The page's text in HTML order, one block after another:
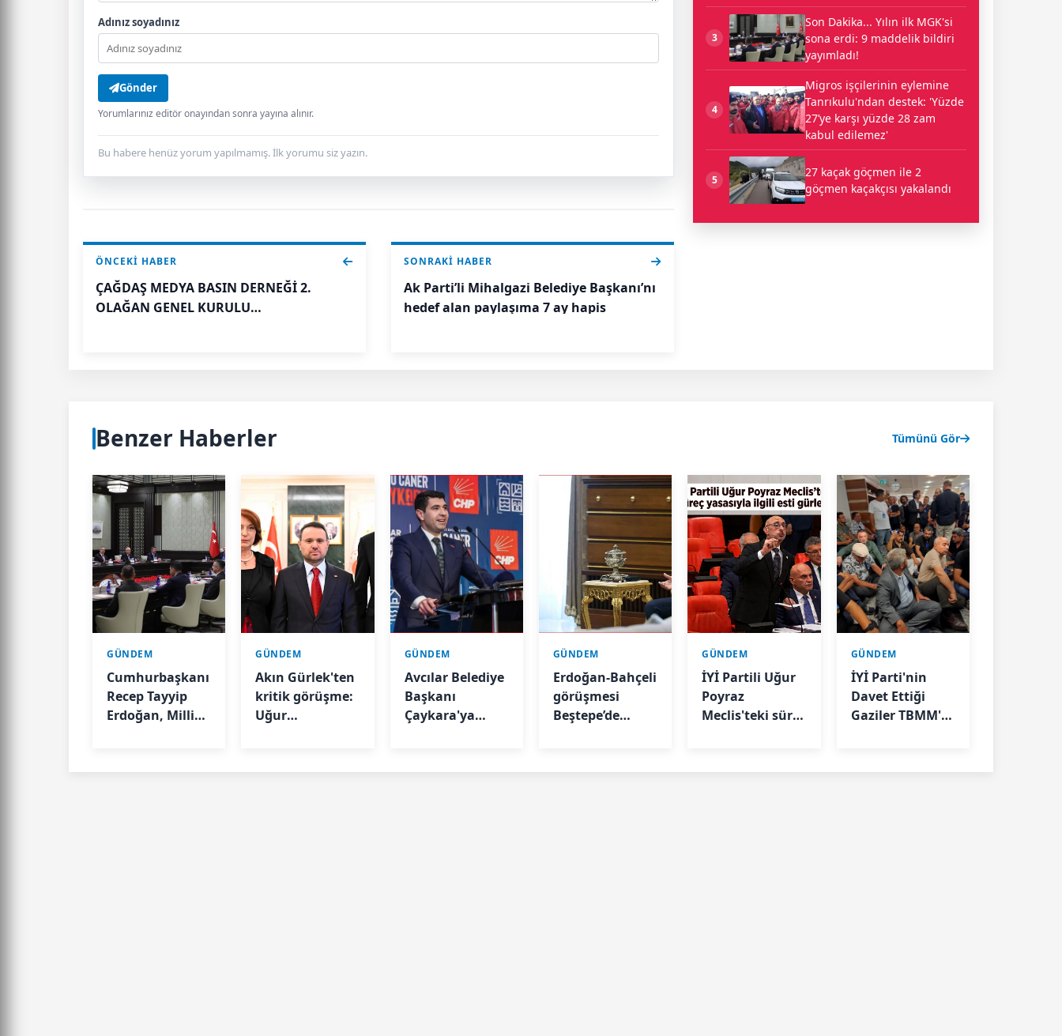
Adınız soyadınız
Gönder
Yorumlarınız editör onayından sonra yayına alınır.
Bu habere henüz yorum yapılmamış. İlk yorumu siz yazın.
ÖNCEKI HABER
ÇAĞDAŞ MEDYA BASIN DERNEĞİ 2.
OLAĞAN GENEL KURULU
SONRAKI HABER
Ak Parti’li Mihalgazi Belediye Başkanı’nı
hedef alan paylaşıma 7 ay hapis
3
Son Dakika... Yılın ilk MGK'si
sona erdi: 9 maddelik bildiri
yayımladı!
4
Migros işçilerinin eylemine
Tanrıkulu'ndan destek: 'Yüzde
27’ye karşı yüzde 28 zam
kabul edilemez'
5
27 kaçak göçmen ile 2
göçmen kaçakçısı yakalandı
Benzer Haberler Tümünü Gör
GÜNDEM
Cumhurbaşkanı
Recep Tayyip
Erdoğan, Milli
GÜNDEM
Akın Gürlek'ten
kritik görüşme:
Uğur
GÜNDEM
Avcılar Belediye
Başkanı
Çaykara'ya
GÜNDEM
Erdoğan-Bahçeli
görüşmesi
Beştepe’de
GÜNDEM
İYİ Partili Uğur
Poyraz
Meclis'teki süreç
GÜNDEM
İYİ Parti'nin
Davet Ettiği
Gaziler TBMM'ye